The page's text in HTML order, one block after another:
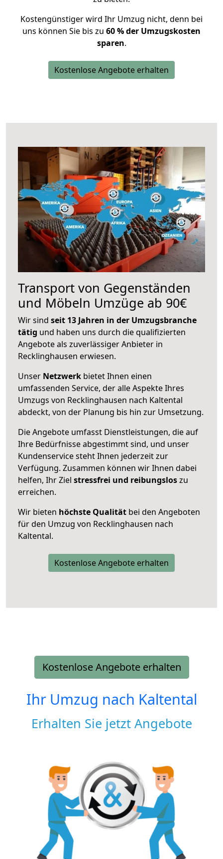
Kostengünstiger wird Ihr Umzug nicht, denn bei
uns können Sie bis zu 60 % der Umzugskosten
sparen.
Kostenlose Angebote erhalten
Transport von Gegenständen
und Möbeln Umzüge ab 90€
Wir sind seit 13 Jahren in der Umzugsbranche
tätig und haben uns durch die qualifizierten
Angebote als zuverlässiger Anbieter in
Recklinghausen erwiesen.
Unser Netzwerk bietet Ihnen einen
umfassenden Service, der alle Aspekte Ihres
Umzugs von Recklinghausen nach Kaltental
abdeckt, von der Planung bis hin zur Umsetzung.
Die Angebote umfasst Dienstleistungen, die auf
Ihre Bedürfnisse abgestimmt sind, und unser
Kundenservice steht Ihnen jederzeit zur
Verfügung. Zusammen können wir Ihnen dabei
helfen, Ihr Ziel stressfrei und reibungsloszu
erreichen.
Wir bieten höchste Qualität bei den Angeboten
für den Umzug von Recklinghausen nach
Kaltental.
Kostenlose Angebote erhalten
Kostenlose Angebote erhalten
Ihr Umzug nach Kaltental
Erhalten Sie jetzt Angebote